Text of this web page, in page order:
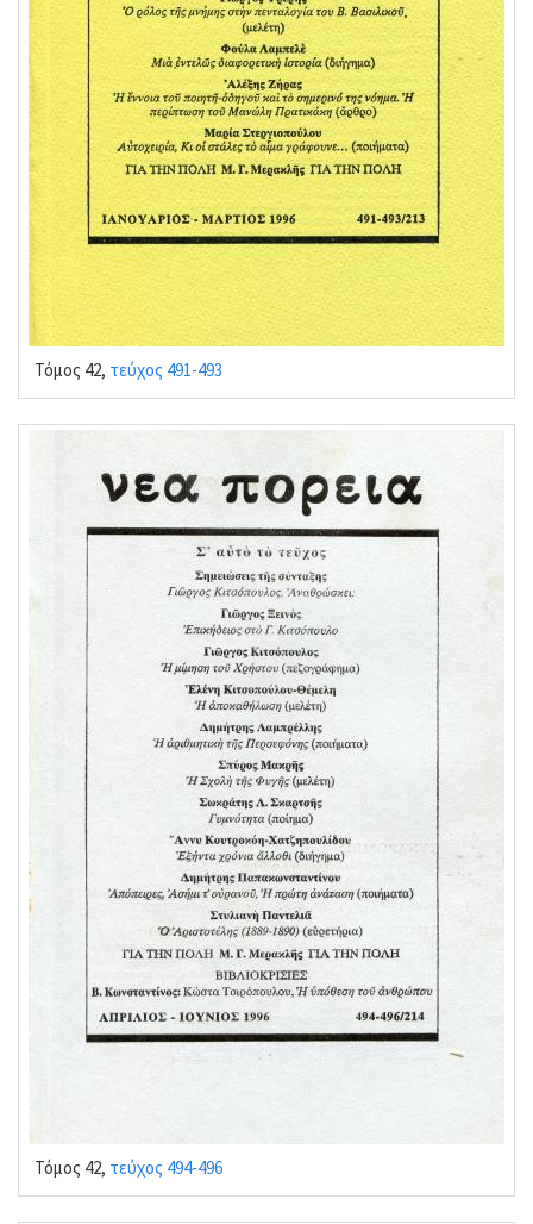
Τόμος 42, τεύχος 491-493
Τόμος 42, τεύχος 494-496